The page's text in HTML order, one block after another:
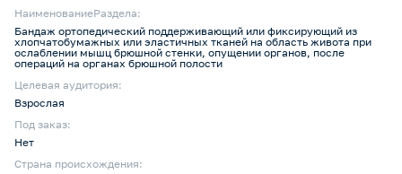
НаименованиеРаздела:
Бандаж ортопедический поддерживающий или фиксирующий из
хлопчатобумажных или эластичных тканей на область живота при
ослаблении мышц брюшной стенки, опущении органов, после
операций на органах брюшной полости
Целевая аудитория:
Взрослая
Под заказ:
Нет
Страна происхождения: